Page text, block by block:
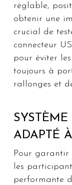
réglable,
obtenir une
crucial de
connecteur
pour éviter
toujours à
rallonges et
ADAPTÉ
Pour garantir
les
performante